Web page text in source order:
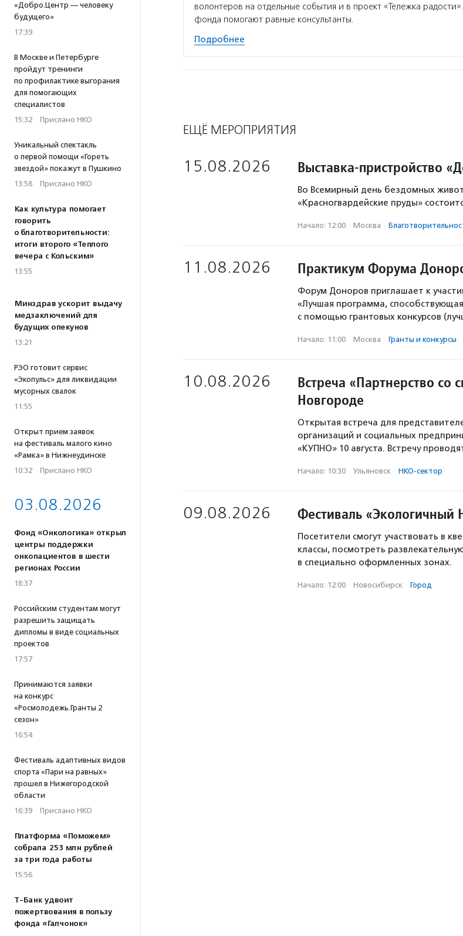
«Добро.Центр — человеку
будущего»
17:39
В Москве и Петербурге
пройдут тренинги
по профилактике выгорания
для помогающих
специалистов
15:32 · Прислано НКО
Уникальный спектакль
о первой помощи «Гореть
звездой» покажут в Пушкино
13:58 · Прислано НКО
Как культура помогает
говорить
о благотворительности:
итоги второго «Теплого
вечера с Кольским»
13:55
Минздрав ускорит выдачу
медзаключений для
будущих опекунов
13:21
РЭО готовит сервис
«Экопульс» для ликвидации
мусорных свалок
11:55
Открыт прием заявок
на фестиваль малого кино
«Рамка» в Нижнеудинске
10:32 · Прислано НКО
03.08.2026
Фонд «Онкологика» открыл
центры поддержки
онкопациентов в шести
регионах России
18:37
Российским студентам могут
разрешить защищать
дипломы в виде социальных
проектов
17:57
Принимаются заявки
на конкурс
«Росмолодежь.Гранты 2
сезон»
16:54
Фестиваль адаптивных видов
спорта «Пари на равных»
прошел в Нижегородской
области
16:39 · Прислано НКО
Платформа «Поможем»
собрала 253 млн рублей
за три года работы
15:56
Т-Банк удвоит
пожертвования в пользу
фонда «Галчонок»
волонтеров на отдельные события и в проект «Тележка
фонда помогают равные консультанты.
Подробнее
ЕЩЁ МЕРОПРИЯТИЯ
15.08.2026 Выставка-пристройство
Во Всемирный день бездомных
«Красногвардейские пруды»
Начало: 12:00 · Москва ·
11.08.2026 Практикум Форума
Форум Доноров приглашает к
«Лучшая программа,
с помощью грантовых конкурсов
Начало: 11:00 · Москва · Гранты и конкурсы
10.08.2026
Встреча «Партнерство
Новгороде
Открытая встреча для
организаций и социальных
«КУПНО» 10 августа. Встречу
Начало: 10:30 · Ульяновск · НКО-сектор
09.08.2026 Фестиваль «Экологичный
Посетители смогут участвовать в
классы, посмотреть
в специально оформленных зонах.
Начало: 12:00 · Новосибирск · Город